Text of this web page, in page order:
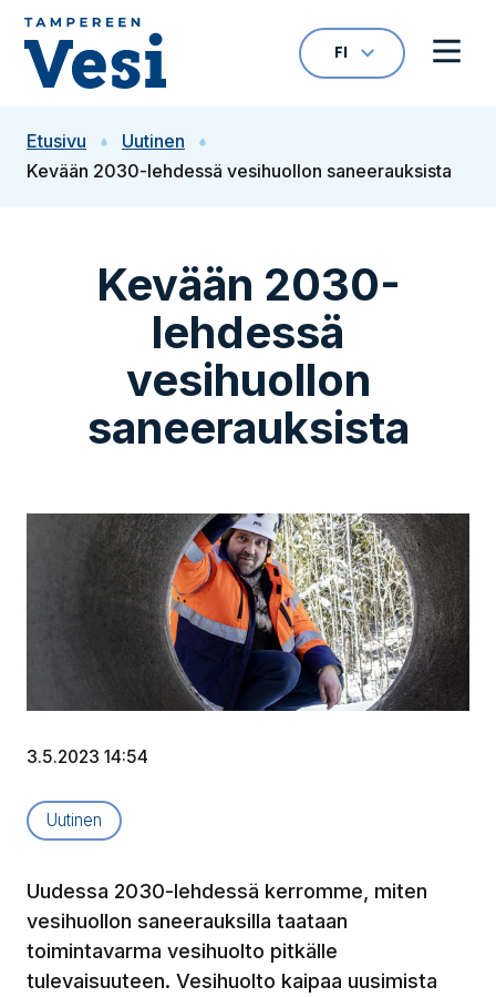
Siirry sisältöön
VALITTU KIELI:
FI
Avaa
Etusivu
Uutinen
Kevään 2030-lehdessä vesihuollon saneerauksista
Kevään 2030-
lehdessä
vesihuollon
saneerauksista
3.5.2023 14:54
Artikkelityyppi:
Uutinen
Uudessa 2030-lehdessä kerromme, miten
vesihuollon saneerauksilla taataan
toimintavarma vesihuolto pitkälle
tulevaisuuteen. Vesihuolto kaipaa uusimista